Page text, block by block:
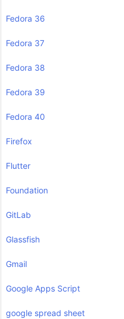
Fedora 36
Fedora 37
Fedora 38
Fedora 39
Fedora 40
Firefox
Flutter
Foundation
GitLab
Glassfish
Gmail
Google Apps Script
google spread sheet